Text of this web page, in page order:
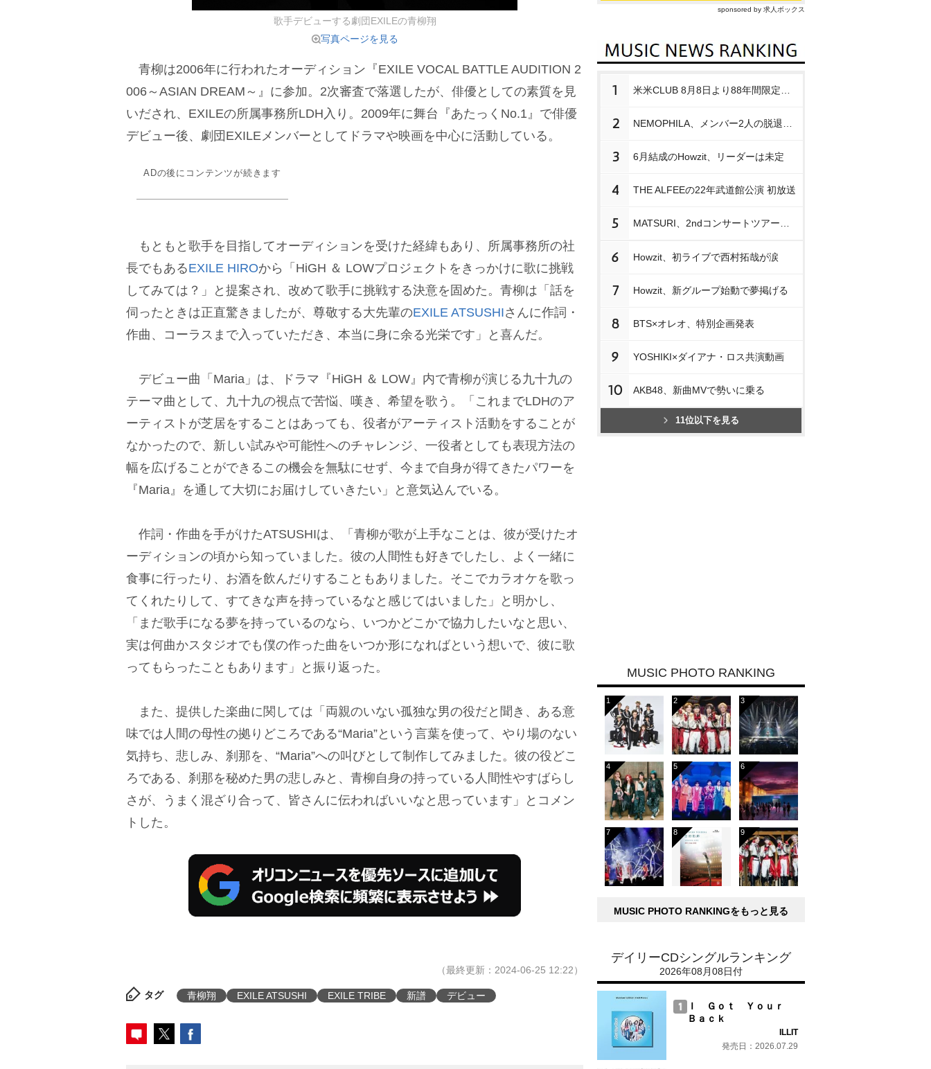
歌手デビューする劇団EXILEの青柳翔
写真ページを見る
青柳は2006年に行われたオーディション『EXILE VOCAL BATTLE AUDITION 2
006～ASIAN DREAM～』に参加。2次審査で落選したが、俳優としての素質を見
いだされ、EXILEの所属事務所LDH入り。2009年に舞台『あたっくNo.1』で俳優
デビュー後、劇団EXILEメンバーとしてドラマや映画を中心に活動している。
ADの後にコンテンツが続きます
もともと歌手を目指してオーディションを受けた経緯もあり、所属事務所の社
長でもあるEXILE HIROから「HiGH ＆ LOWプロジェクトをきっかけに歌に挑戦
してみては？」と提案され、改めて歌手に挑戦する決意を固めた。青柳は「話を
伺ったときは正直驚きましたが、尊敬する大先輩のEXILE ATSUSHIさんに作詞・
作曲、コーラスまで入っていただき、本当に身に余る光栄です」と喜んだ。
デビュー曲「Maria」は、ドラマ『HiGH ＆ LOW』内で青柳が演じる九十九の
テーマ曲として、九十九の視点で苦悩、嘆き、希望を歌う。「これまでLDHのア
ーティストが芝居をすることはあっても、役者がアーティスト活動をすることが
なかったので、新しい試みや可能性へのチャレンジ、一役者としても表現方法の
幅を広げることができるこの機会を無駄にせず、今まで自身が得てきたパワーを
『Maria』を通して大切にお届けしていきたい」と意気込んでいる。
作詞・作曲を手がけたATSUSHIは、「青柳が歌が上手なことは、彼が受けたオ
ーディションの頃から知っていました。彼の人間性も好きでしたし、よく一緒に
食事に行ったり、お酒を飲んだりすることもありました。そこでカラオケを歌っ
てくれたりして、すてきな声を持っているなと感じてはいました」と明かし、
「まだ歌手になる夢を持っているのなら、いつかどこかで協力したいなと思い、
実は何曲かスタジオでも僕の作った曲をいつか形になればという想いで、彼に歌
ってもらったこともあります」と振り返った。
また、提供した楽曲に関しては「両親のいない孤独な男の役だと聞き、ある意
味では人間の母性の拠りどころである“Maria”という言葉を使って、やり場のない
気持ち、悲しみ、刹那を、“Maria”への叫びとして制作してみました。彼の役どこ
ろである、刹那を秘めた男の悲しみと、青柳自身の持っている人間性やすばらし
さが、うまく混ざり合って、皆さんに伝わればいいなと思っています」とコメン
トした。
（最終更新：2024-06-25 12:22）
タグ 青柳翔 EXILE ATSUSHI EXILE TRIBE 新譜 デビュー
sponsored by 求人ボックス
1
2
3 6月結成のHowzit、リーダーは未定
4 THE ALFEEの22年武道館公演 初放送
5
6 Howzit、初ライブで西村拓哉が涙
7 Howzit、新グループ始動で夢掲げる
8 BTS×オレオ、特別企画発表
9 YOSHIKI×ダイアナ・ロス共演動画
10 AKB48、新曲MVで勢いに乗る
11位以下を見る
MUSIC PHOTO RANKING
MUSIC PHOTO RANKINGをもっと見る
デイリーCDシングルランキング
2026年08月08日付
Ｉ Ｇｏｔ Ｙｏｕｒ
Ｂａｃｋ
ILLIT
発売日：2026.07.29